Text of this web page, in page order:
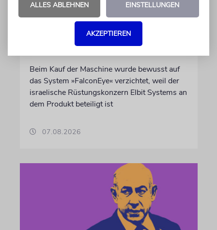
Wegen Israel-Boykott:
Irisches Regierungsflugzeug
kann nicht mehr im Nebel
Beim Kauf der Maschine wurde bewusst auf
das System »FalconEye« verzichtet, weil der
israelische Rüstungskonzern Elbit Systems an
dem Produkt beteiligt ist
07.08.2026
ALLES ABLEHNEN EINSTELLUNGEN
AKZEPTIEREN